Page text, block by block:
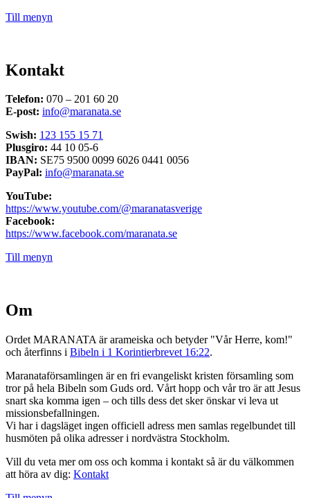
Till menyn
Kontakt
Telefon: 070 – 201 60 20
E-post: info@maranata.se
Swish: 123 155 15 71
Plusgiro: 44 10 05-6
IBAN: SE75 9500 0099 6026 0441 0056
PayPal: info@maranata.se
YouTube:
https://www.youtube.com/@maranatasverige
Facebook:
https://www.facebook.com/maranata.se
Till menyn
Om
Ordet MARANATA är arameiska och betyder "Vår Herre, kom!"
och återfinns i Bibeln i 1 Korintierbrevet 16:22.
Maranataförsamlingen är en fri evangeliskt kristen församling som
tror på hela Bibeln som Guds ord. Vårt hopp och vår tro är att Jesus
snart ska komma igen – och tills dess det sker önskar vi leva ut
missionsbefallningen.
Vi har i dagsläget ingen officiell adress men samlas regelbundet till
husmöten på olika adresser i nordvästra Stockholm.
Vill du veta mer om oss och komma i kontakt så är du välkommen
att höra av dig: Kontakt